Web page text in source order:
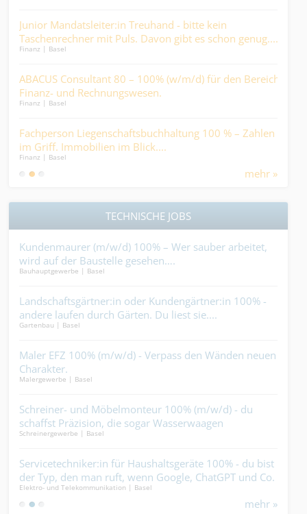
Junior Mandatsleiter:in Treuhand - bitte kein
Taschenrechner mit Puls. Davon gibt es schon genug....
Finanz | Basel
ABACUS Consultant 80 – 100% (w/m/d) für den Bereich
Finanz- und Rechnungswesen.
Finanz | Basel
Fachperson Liegenschaftsbuchhaltung 100 % – Zahlen
im Griff. Immobilien im Blick....
Finanz | Basel
mehr »
TECHNISCHE JOBS
Kundenmaurer (m/w/d) 100% – Wer sauber arbeitet,
wird auf der Baustelle gesehen….
Bauhauptgewerbe | Basel
Landschaftsgärtner:in oder Kundengärtner:in 100% -
andere laufen durch Gärten. Du liest sie....
Gartenbau | Basel
Maler EFZ 100% (m/w/d) - Verpass den Wänden neuen
Charakter.
Malergewerbe | Basel
Schreiner- und Möbelmonteur 100% (m/w/d) - du
schaffst Präzision, die sogar Wasserwaagen
einschüchtert....
Schreinergewerbe | Basel
Servicetechniker:in für Haushaltsgeräte 100% - du bist
der Typ, den man ruft, wenn Google, ChatGPT und Co.
keine Lösung mehr weiss....
Elektro- und Telekommunikation | Basel
mehr »